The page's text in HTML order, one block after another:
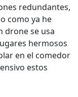
redundantes,
como ya he
drone se usa
hermosos
en el comedor
estos